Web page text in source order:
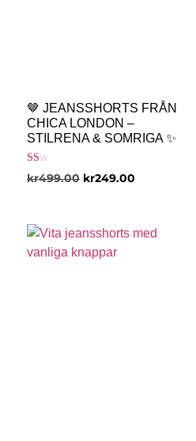
🤎 JEANSSHORTS FRÅN
CHICA LONDON –
STILRENA & SOMRIGA ✨
Betygsatt
1.00
kr499.00 kr249.00